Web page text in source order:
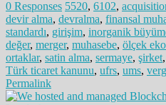
0 Responses 5520, 6102,
devir alma, devralma, finansal
standardı, girişim, inorganik
değer, merger, muhasebe, ölçek
ortaklar, satin alma, sermaye, şirket,
Türk ticaret kanunu, ufrs, ums,
Permalink